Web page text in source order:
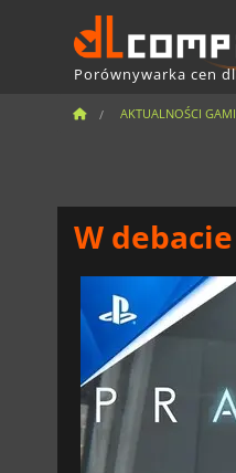
Porównywarka cen
AKTUALNOŚCI
W